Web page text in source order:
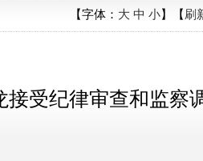
【字体： 大 中 小】【刷
受纪律审查和监察